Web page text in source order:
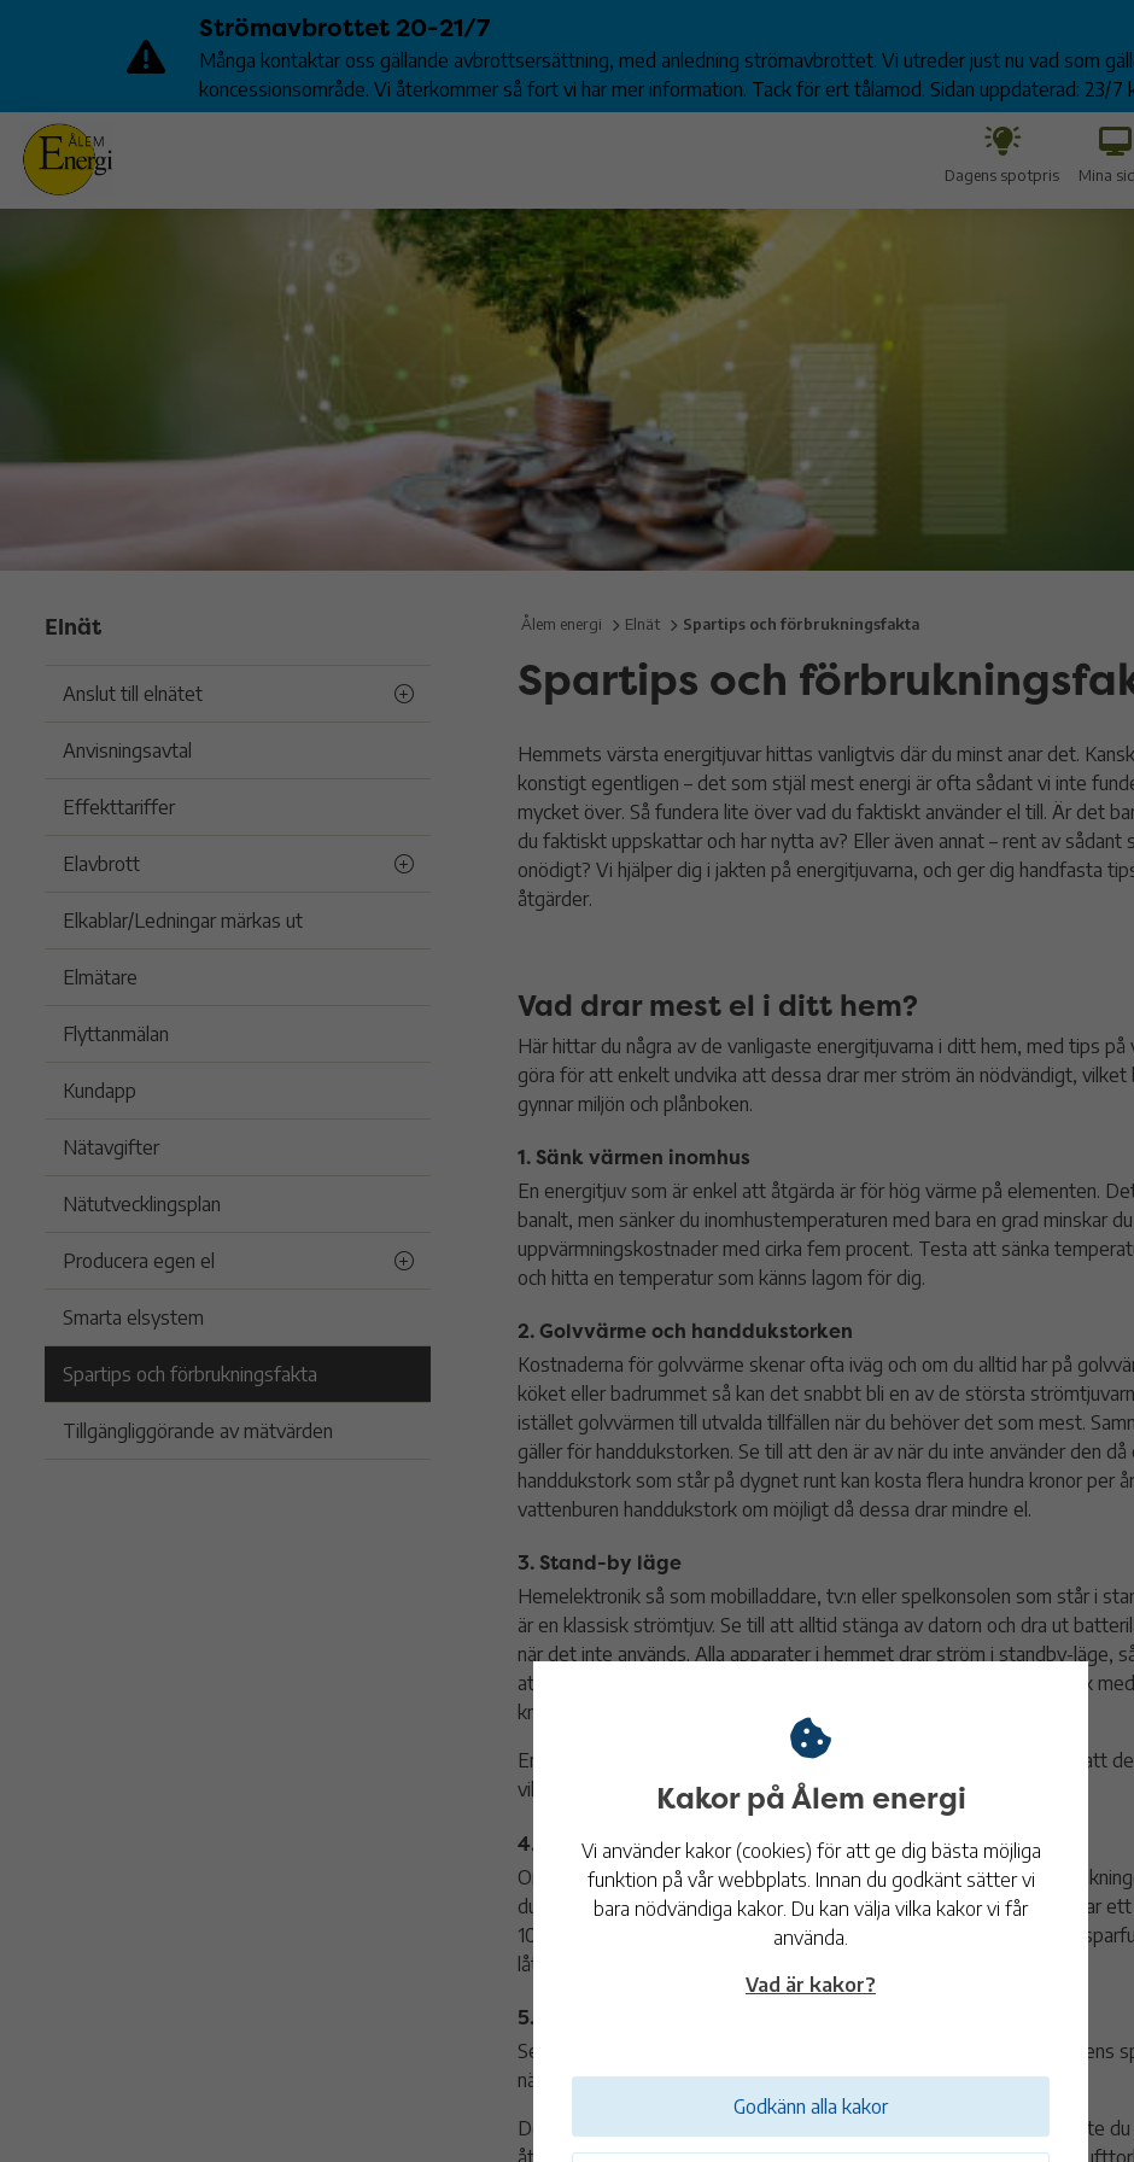
Strömavbrottet 20-21/7
Många kontaktar oss gällande avbrottsersättning, med anledning strömavbrottet. Vi utreder just nu vad som
koncessionsområde. Vi återkommer så fort vi har mer information. Tack för ert tålamod. Sidan uppdaterad: 23/7
Dagens spotpris Mina
Elnät
Anslut till elnätet
Anvisningsavtal
Effekttariffer
Elavbrott
Elkablar/Ledningar märkas ut
Elmätare
Flyttanmälan
Kundapp
Nätavgifter
Nätutvecklingsplan
Producera egen el
Smarta elsystem
Spartips och förbrukningsfakta
Tillgängliggörande av mätvärden
Ålem energi Elnät Spartips och förbrukningsfakta
Spartips och
Hemmets värsta energitjuvar hittas vanligtvis där du minst anar det.
konstigt egentligen – det som stjäl mest energi är ofta sådant vi inte
mycket över. Så fundera lite över vad du faktiskt använder el till. Är det
du faktiskt uppskattar och har nytta av? Eller även annat – rent av sådant
onödigt? Vi hjälper dig i jakten på energitjuvarna, och ger dig handfasta
åtgärder.
Vad drar mest el i ditt hem?
Här hittar du några av de vanligaste energitjuvarna i ditt hem, med tips på
göra för att enkelt undvika att dessa drar mer ström än nödvändigt, vilket
gynnar miljön och plånboken.
1. Sänk värmen inomhus
En energitjuv som är enkel att åtgärda är för hög värme på elementen.
banalt, men sänker du inomhustemperaturen med bara en grad minskar
uppvärmningskostnader med cirka fem procent. Testa att sänka
och hitta en temperatur som känns lagom för dig.
2. Golvvärme och handdukstorken
Kostnaderna för golvvärme skenar ofta iväg och om du alltid har på
köket eller badrummet så kan det snabbt bli en av de största
istället golvvärmen till utvalda tillfällen när du behöver det som mest.
gäller för handdukstorken. Se till att den är av när du inte använder den då
handdukstork som står på dygnet runt kan kosta flera hundra kronor per
vattenburen handdukstork om möjligt då dessa drar mindre el.
3. Stand-by läge
Hemelektronik så som mobilladdare, tv:n eller spelkonsolen som står i
är en klassisk strömtjuv. Se till att alltid stänga av datorn och dra ut
när det inte används. Alla apparater i hemmet drar ström i standby-läge,
att skaffa grenkontakter så du enkelt kan stänga av all hemelektronik
knapptryck.
En mindre grej som också är viktigt att göra är att ställa in datorn så att
viloläge och att skärmen stängs av när du inte använt den på ett tag.
4. Duscha lagom
Om du halverar din duschtid så halverar du också el- och
dusch på 5 minuter motsvarar 1,25-1,50 kWh, om duschmunstycket har
10 liter per minut. Byt till snålspolande duschmunstycken med
låt inte vattnet rinna i onödan.
5. Tvätta i fylld maskin och undvik tumlaren
Se till att fylla upp maskinen innan du tvättar och använd tvättmaskinens
när du har lätt smutsig tvätt.
Den stora energitjuven i tvättstugan är framförallt torktumlaren. Visste
åt tre gånger mer energi att torktumla kläderna än att tvätta dem?
Kakor på Ålem energi
Vi använder kakor (cookies) för att ge dig bästa möjliga
funktion på vår webbplats. Innan du godkänt sätter vi
bara nödvändiga kakor. Du kan välja vilka kakor vi får
använda.
Vad är kakor?
Godkänn alla kakor